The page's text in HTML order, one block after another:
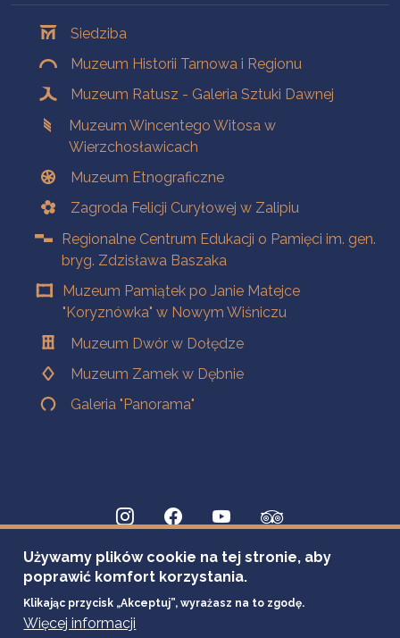
Siedziba
Muzeum Historii Tarnowa i Regionu
Muzeum Ratusz - Galeria Sztuki Dawnej
Muzeum Wincentego Witosa w
Wierzchosławicach
Muzeum Etnograficzne
Zagroda Felicji Curyłowej w Zalipiu
Regionalne Centrum Edukacji o Pamięci im. gen.
bryg. Zdzisława Baszaka
Muzeum Pamiątek po Janie Matejce
"Koryznówka" w Nowym Wiśniczu
Muzeum Dwór w Dołędze
Muzeum Zamek w Dębnie
Galeria "Panorama"
Używamy plików cookie na tej stronie, aby
poprawić komfort korzystania.
Klikając przycisk „Akceptuj”, wyrażasz na to zgodę.
Więcej informacji